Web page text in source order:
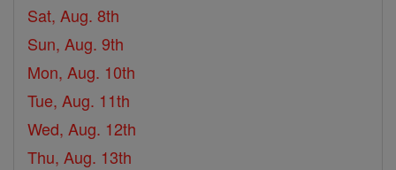
Sat, Aug. 8th
Sun, Aug. 9th
Mon, Aug. 10th
Tue, Aug. 11th
Wed, Aug. 12th
Thu, Aug. 13th